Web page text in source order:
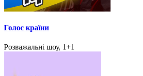
Голос країни
Розважальні шоу, 1+1